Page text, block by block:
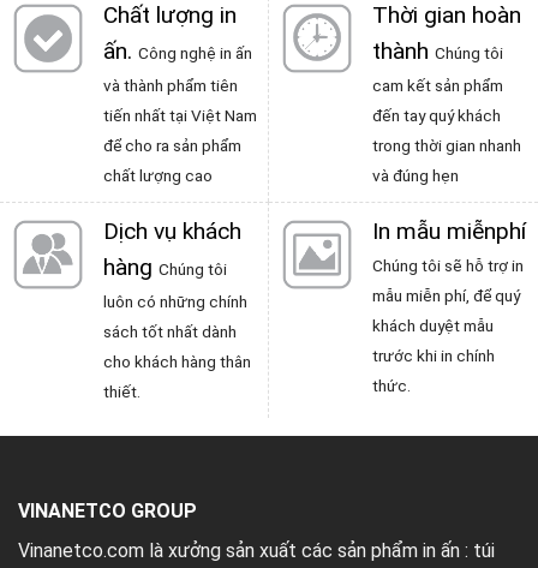
Chất lượng in
ấn. Công nghệ in ấn
và thành phẩm tiên
tiến nhất tại Việt Nam
để cho ra sản phẩm
chất lượng cao
Thời gian hoàn
thành Chúng tôi
cam kết sản phẩm
đến tay quý khách
trong thời gian nhanh
và đúng hẹn
Dịch vụ khách
hàng Chúng tôi
luôn có những chính
sách tốt nhất dành
cho khách hàng thân
thiết.
In mẫu miễnphí
Chúng tôi sẽ hỗ trợ in
mẫu miễn phí, để quý
khách duyệt mẫu
trước khi in chính
thức.
VINANETCO GROUP
Vinanetco.com là xưởng sản xuất các sản phẩm in ấn : túi